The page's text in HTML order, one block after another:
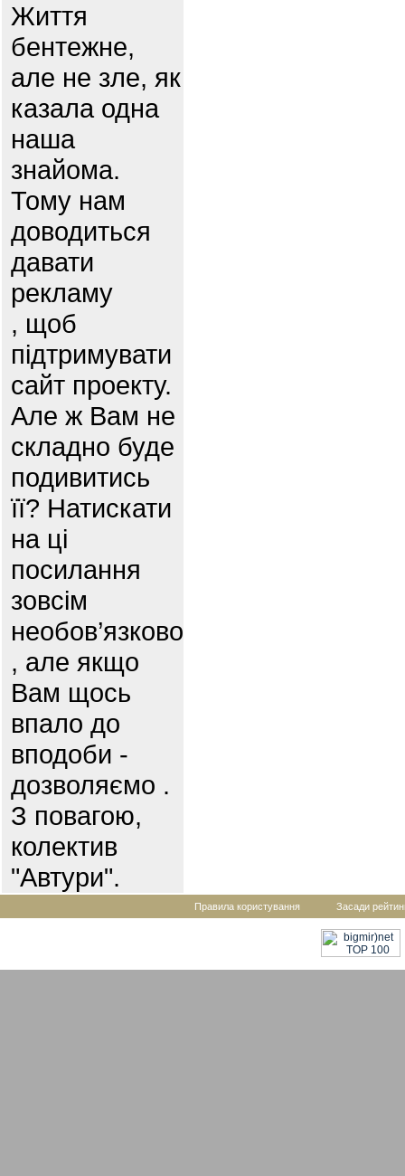
Життя
бентежне,
але не зле, як
казала одна
наша
знайома.
Тому нам
доводиться
давати
рекламу
, щоб
підтримувати
сайт проекту.
Але ж Вам не
складно буде
подивитись
її? Натискати
на ці
посилання
зовсім
необов’язково
, але якщо
Вам щось
впало до
вподоби -
дозволяємо .
З повагою,
колектив
"Автури".
Правила користування Засади